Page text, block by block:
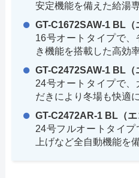
安定機能を備えた給湯
GT-C1672SAW-1 BL（
16号オートタイプで
き機能を搭載した高効
GT-C2472SAW-1 BL（
24号オートタイプで
だきにより冬場も快適
GT-C2472AR-1 BL（エ
24号フルオートタイ
上げなど全自動機能を